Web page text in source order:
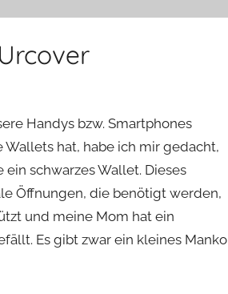
Handys bzw. Smartphones
hat, habe ich mir gedacht,
ein schwarzes Wallet. Dieses
Öffnungen, die benötigt werden,
und meine Mom hat ein
Es gibt zwar ein kleines Manko